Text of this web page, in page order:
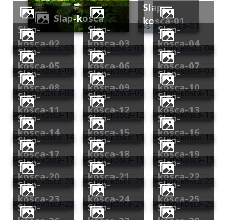
slap-kosca
slap-
kosca-01
slap-
kosca-02
slap-
kosca-03
slap-
kosca-04
slap-
kosca-05
slap-
kosca-06
slap-
kosca-07
slap-
kosca-08
slap-
kosca-09
slap-
kosca-10
slap-
kosca-11
slap-
kosca-12
slap-
kosca-13
slap-
kosca-14
slap-
kosca-15
slap-
kosca-16
slap-
kosca-17
slap-
kosca-18
slap-
kosca-19
slap-
kosca-20
slap-
kosca-21
slap-
kosca-22
slap-
kosca-23
slap-
kosca-24
slap-
kosca-25
slap-
slap-
slap-